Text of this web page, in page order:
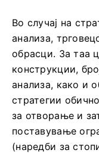
Во случај на
анализа,
обрасци. За таа
конструкции,
анализа, како и
стратегии
за отворање и
поставување
(наредби за